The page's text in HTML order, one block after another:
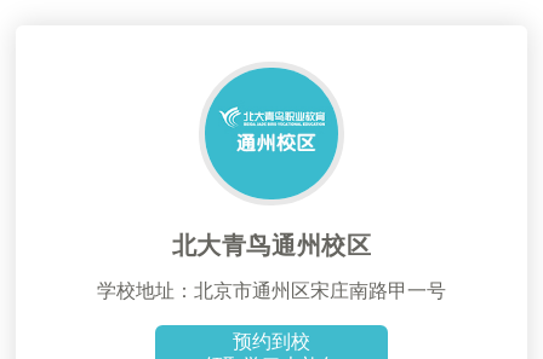
北大青鸟通州校区
学校地址：北京市通州区宋庄南路甲一号
预约到校